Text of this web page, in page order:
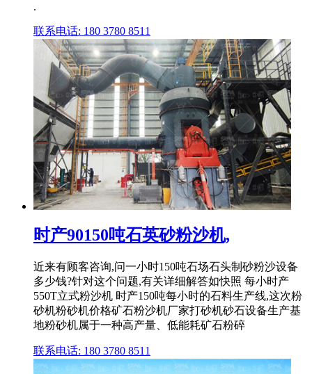
.
联系电话: 180 3780 8511
时产90150吨石英砂粉沙机,
近来有顾客咨询,问一小时150吨石场石头制砂粉沙设备
多少钱?针对这个问题,有关详细解答如快照 每小时产
550T立式粉沙机 时产150吨每小时的石料生产线,这次粉
砂机粉砂机价格矿石粉沙机厂家打砂机砂石设备生产基
地粉砂机属于一种高产量、低能耗矿石粉碎
联系电话: 180 3780 8511